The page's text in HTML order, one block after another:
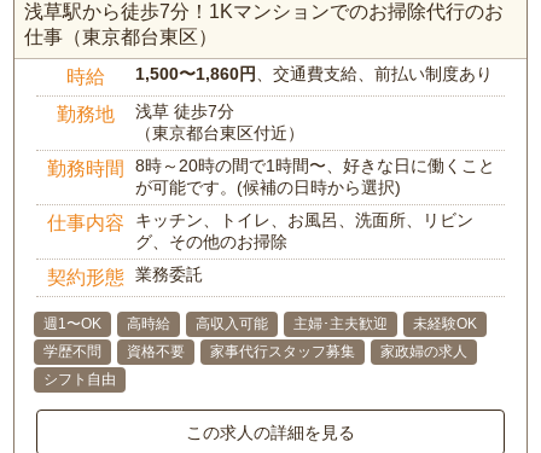
浅草駅から徒歩7分！1Kマンションでのお掃除代行のお
仕事（東京都台東区）
時給 1,500〜1,860円、交通費支給、前払い制度あり
勤務地
浅草 徒歩7分
（東京都台東区付近）
勤務時間
8時～20時の間で1時間〜、好きな日に働くこと
が可能です。(候補の日時から選択)
仕事内容
キッチン、トイレ、お風呂、洗面所、リビン
グ、その他のお掃除
契約形態 業務委託
週1〜OK 高時給 高収入可能 主婦･主夫歓迎
未経験OK
学歴不問
資格不要 家事代行スタッフ募集
家政婦の求人
シフト自由
この求人の詳細を見る